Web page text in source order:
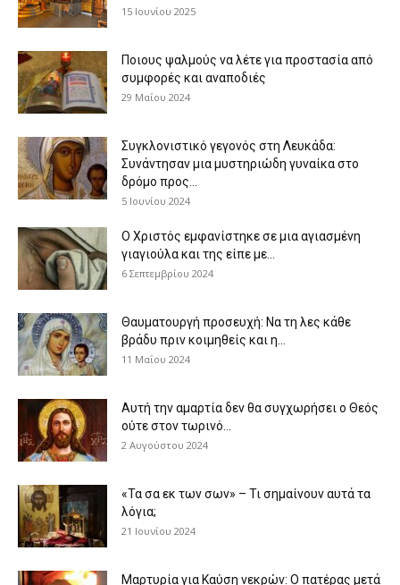
15 Ιουνίου 2025
Ποιους ψαλμούς να λέτε για προστασία από
συμφορές και αναποδιές
29 Μαΐου 2024
Συγκλονιστικό γεγονός στη Λευκάδα:
Συνάντησαν μια μυστηριώδη γυναίκα στο
δρόμο προς...
5 Ιουνίου 2024
Ο Χριστός εμφανίστηκε σε μια αγιασμένη
γιαγιούλα και της είπε με...
6 Σεπτεμβρίου 2024
Θαυματουργή προσευχή: Να τη λες κάθε
βράδυ πριν κοιμηθείς και η...
11 Μαΐου 2024
Αυτή την αμαρτία δεν θα συγχωρήσει ο Θεός
ούτε στον τωρινό...
2 Αυγούστου 2024
«Τα σα εκ των σων» – Τι σημαίνουν αυτά τα
λόγια;
21 Ιουνίου 2024
Μαρτυρία για Καύση νεκρών: Ο πατέρας μετά